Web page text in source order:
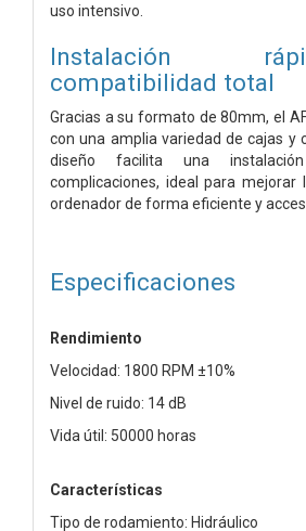
uso intensivo.
Instalación
compatibilidad total
Gracias a su formato de 80mm, el
con una amplia variedad de cajas y
diseño facilita una
complicaciones, ideal para mejorar
ordenador de forma eficiente y
Especificaciones
Rendimiento
Velocidad: 1800 RPM ±10%
Nivel de ruido: 14 dB
Vida útil: 50000 horas
Características
Tipo de rodamiento: Hidráulico